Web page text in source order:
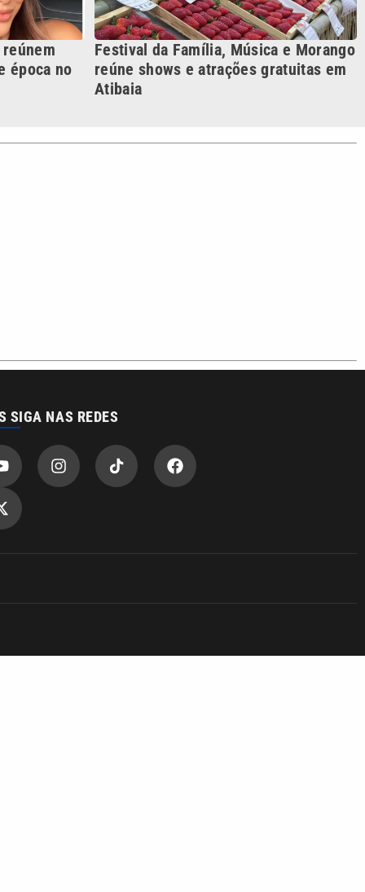
SIGA NAS REDES